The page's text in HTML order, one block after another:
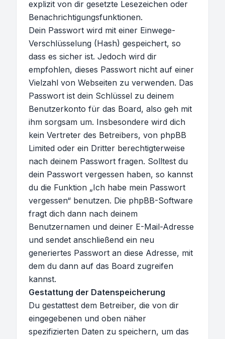
explizit von dir gesetzte Lesezeichen oder
Benachrichtigungsfunktionen.
Dein Passwort wird mit einer Einwege-
Verschlüsselung (Hash) gespeichert, so
dass es sicher ist. Jedoch wird dir
empfohlen, dieses Passwort nicht auf einer
Vielzahl von Webseiten zu verwenden. Das
Passwort ist dein Schlüssel zu deinem
Benutzerkonto für das Board, also geh mit
ihm sorgsam um. Insbesondere wird dich
kein Vertreter des Betreibers, von phpBB
Limited oder ein Dritter berechtigterweise
nach deinem Passwort fragen. Solltest du
dein Passwort vergessen haben, so kannst
du die Funktion „Ich habe mein Passwort
vergessen“ benutzen. Die phpBB-Software
fragt dich dann nach deinem
Benutzernamen und deiner E-Mail-Adresse
und sendet anschließend ein neu
generiertes Passwort an diese Adresse, mit
dem du dann auf das Board zugreifen
kannst.
Gestattung der Datenspeicherung
Du gestattest dem Betreiber, die von dir
eingegebenen und oben näher
spezifizierten Daten zu speichern, um das